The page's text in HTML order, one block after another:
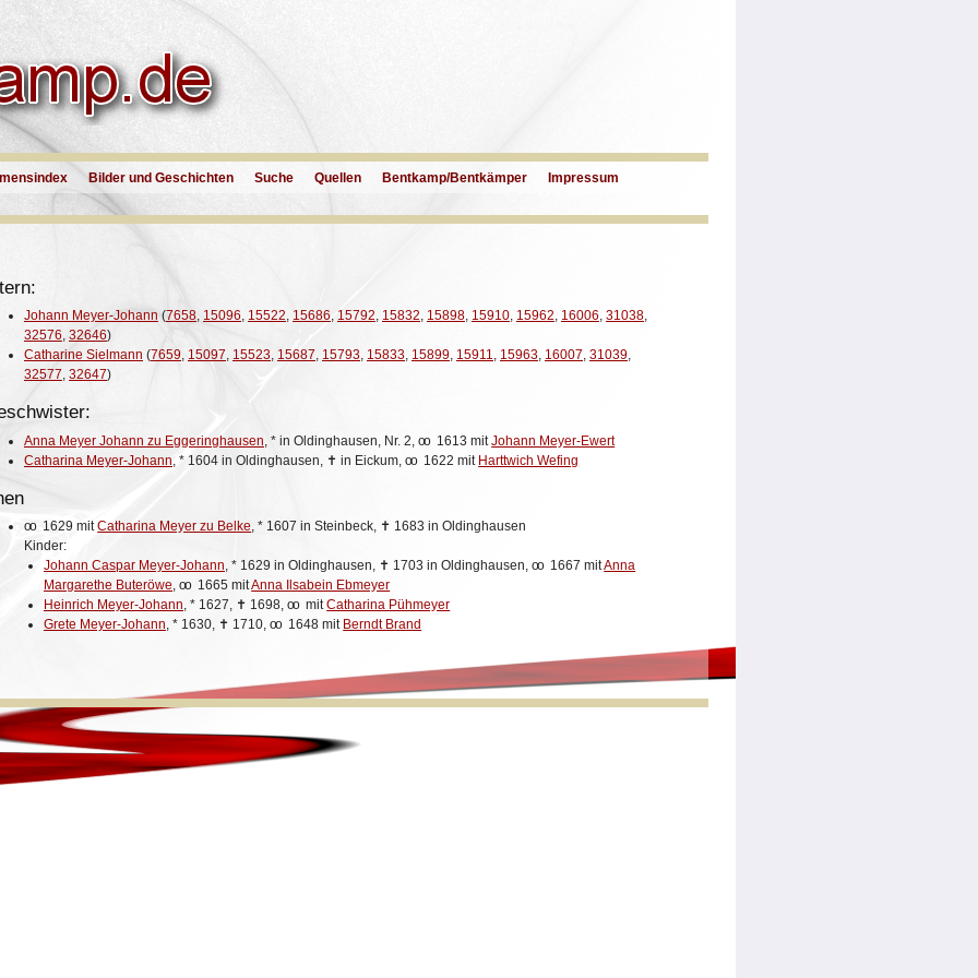
Bilder und Geschichten Suche Quellen Bentkamp/Bentkämper Impressum
Johann Meyer-Johann (7658, 15096, 15522, 15686, 15792, 15832, 15898, 15910, 15962, 16006, 31038,
32576, 32646)
Catharine Sielmann (7659, 15097, 15523, 15687, 15793, 15833, 15899, 15911, 15963, 16007, 31039,
32577, 32647)
Anna Meyer Johann zu Eggeringhausen * in Oldinghausen, Nr. 2, oo 1613 mitJohann Meyer-Ewert
Catharina Meyer-Johann * 1604 in Oldinghausen, ✝ in Eickum, oo 1622 mit Harttwich Wefing
oo 1629 mitCatharina Meyer zu Belke,* 1607 in Steinbeck, ✝ 1683 in Oldinghausen
Kinder:
Johann Caspar Meyer-Johann, * 1629 in Oldinghausen, ✝ 1703 in Oldinghausen, oo 1667 mitAnna
Margarethe Buteröwe, oo 1665 mitAnna Ilsabein Ebmeyer
Heinrich Meyer-Johann, * 1627, ✝ 1698, oo mitCatharina Pühmeyer
Grete Meyer-Johann, * 1630, ✝ 1710, oo 1648 mit Berndt Brand